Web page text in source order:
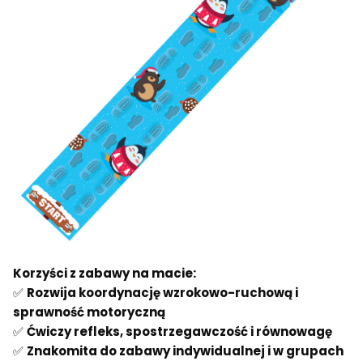
Korzyści z zabawy na macie:
✅ Rozwija koordynację wzrokowo-ruchową i
sprawność motoryczną
✅Ćwiczy refleks, spostrzegawczość i równowagę
✅ Znakomita do zabawy indywidualnej i w grupach